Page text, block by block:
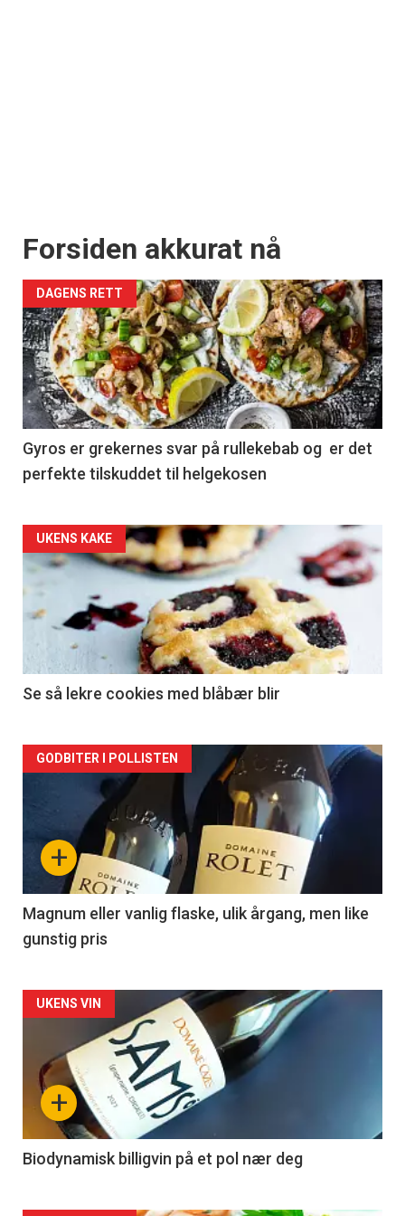
Forsiden akkurat nå
DAGENS RETT
Gyros er grekernes svar på rullekebab og er det
perfekte tilskuddet til helgekosen
Forsiden
akkurat
nå
2
UKENS KAKE
Se så lekre cookies med blåbær blir
Forsiden
akkurat
nå
3
+
GODBITER I POLLISTEN
Magnum eller vanlig flaske, ulik årgang, men like
gunstig pris
Forsiden
akkurat
nå
4
+
UKENS VIN
Biodynamisk billigvin på et pol nær deg